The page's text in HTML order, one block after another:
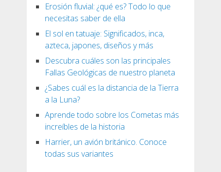
Erosión fluvial: ¿qué es? Todo lo que
necesitas saber de ella
El sol en tatuaje: Significados, inca,
azteca, japones, diseños y más
Descubra cuáles son las principales
Fallas Geológicas de nuestro planeta
¿Sabes cuál es la distancia de la Tierra
a la Luna?
Aprende todo sobre los Cometas más
increíbles de la historia
Harrier, un avión británico. Conoce
todas sus variantes